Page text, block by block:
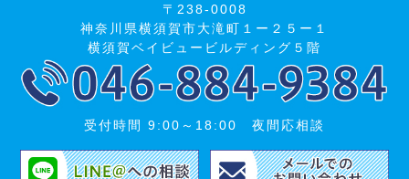
〒238-0008
神奈川県横須賀市大滝町１ー２５ー１
横須賀ベイビュービルディング５階
受付時間 9:00～18:00 夜間応相談